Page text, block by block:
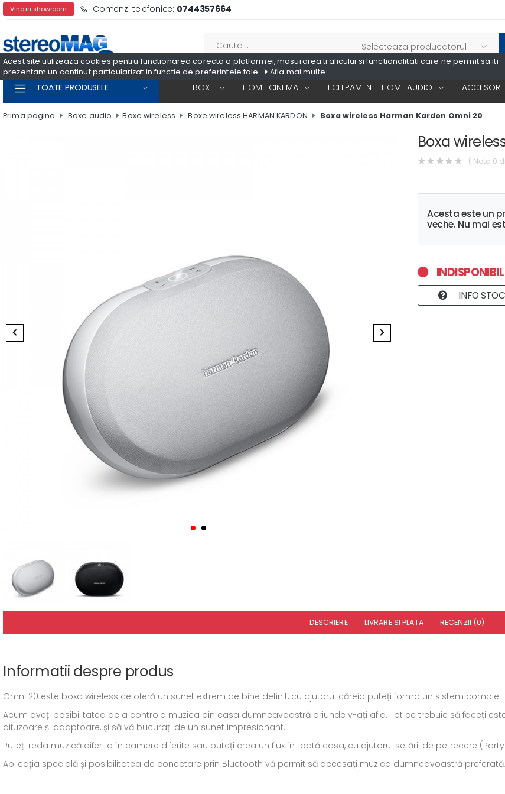
Acest site utilizeaza cookies pentru functionarea corecta a platformei, masurarea traficului si functionalitati care ne permit sa iti
prezentam un continut particularizat in functie de preferintele tale.
Afla mai multe
Vino in showroom Comenzi telefonice: 0744357664
TOATE PRODUSELE BOXE HOME CINEMA ECHIPAMENTE HOME AUDIO ACCESORII
Prima pagina Boxe audio Boxe wireless Boxe wireless HARMAN KARDON Boxa wireless Harman Kardon Omni 20
Boxa
( Nota 0
Acesta este un
veche. Nu mai
INDISPONIBIL
INFO STOC
DESCRIERE LIVRARE SI PLATA RECENZII (0)
Informatii despre produs
Omni 20 este boxa wireless ce oferă un sunet extrem de bine definit, cu ajutorul căreia puteți forma un sistem
Acum aveți posibilitatea de a controla muzica din casa dumneavoastră oriunde v-ați afla. Tot ce trebuie să faceți
difuzoare și adaptoare, și să vă bucurați de un sunet impresionant.
Puteți reda muzică diferita în camere diferite sau puteți crea un flux în toată casa, cu ajutorul setării de petrecere
Aplicația specială și posibilitatea de conectare prin Bluetooth vă permit să accesați muzica dumneavoastră